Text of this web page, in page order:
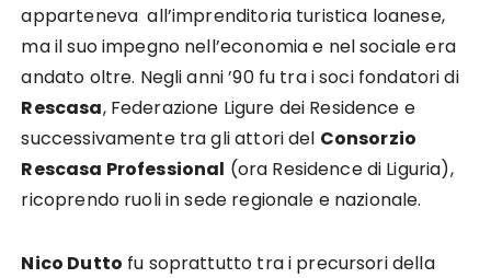
apparteneva all’imprenditoria turistica loanese,
ma il suo impegno nell’economia e nel sociale era
andato oltre. Negli anni ’90 fu tra i soci fondatori di
Rescasa, Federazione Ligure dei Residence e
successivamente tra gli attori del Consorzio
Rescasa Professional (ora Residence di Liguria),
ricoprendo ruoli in sede regionale e nazionale.
Nico Dutto fu soprattutto tra i precursori della